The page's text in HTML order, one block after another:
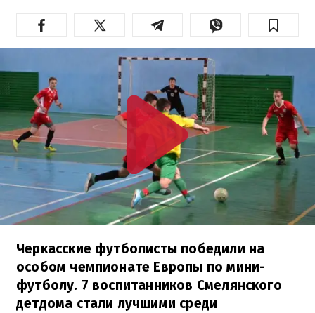
Черкасские футболисты победили на
особом чемпионате Европы по мини-
футболу. 7 воспитанников Смелянского
детдома стали лучшими среди